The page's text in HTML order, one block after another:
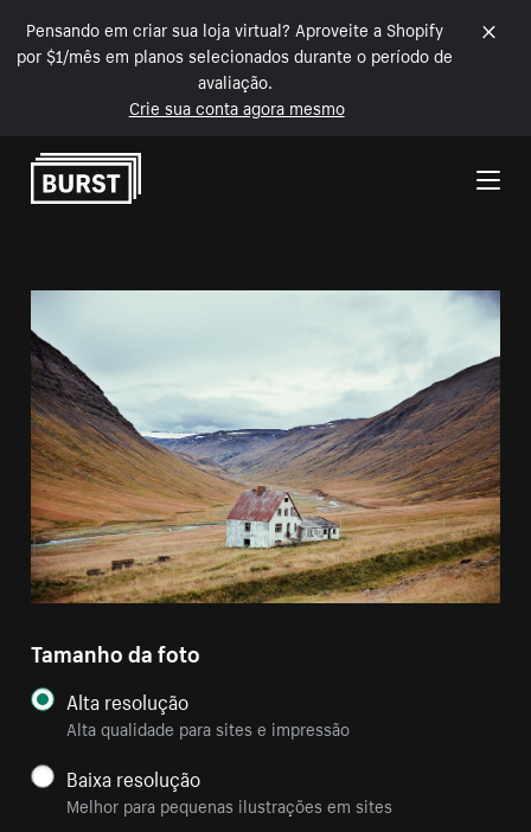
Pensando em criar sua loja virtual? Aproveite a Shopify
por $1/mês em planos selecionados durante o período de
avaliação.
Crie sua conta agora mesmo
Pular para o conteúdo
Tamanho da foto
Alta resolução
Alta qualidade para sites e impressão
Baixa resolução
Melhor para pequenas ilustrações em sites